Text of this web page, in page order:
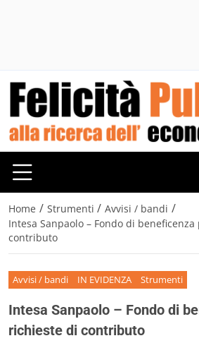
Home / Strumenti / Avvisi / bandi /
Intesa Sanpaolo – Fondo di
contributo
Avvisi / bandi IN EVIDENZA Strumenti
Intesa Sanpaolo – Fondo di
richieste di contributo